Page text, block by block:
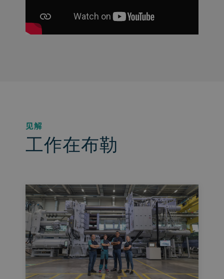
见解
工作在布勒